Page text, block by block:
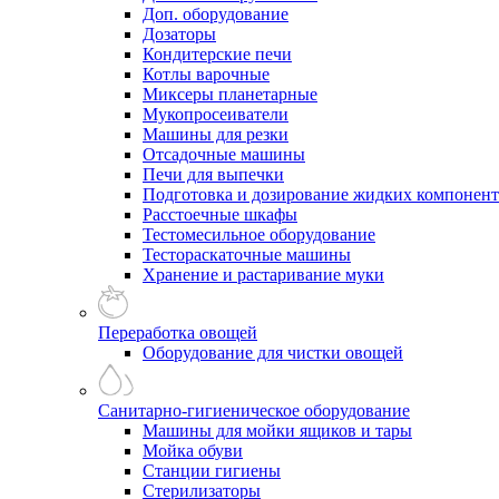
Доп. оборудование
Дозаторы
Кондитерские печи
Котлы варочные
Миксеры планетарные
Мукопросеиватели
Машины для резки
Отсадочные машины
Печи для выпечки
Подготовка и дозирование жидких
Расстоечные шкафы
Тестомесильное оборудование
Тестораскаточные машины
Хранение и растаривание муки
Переработка овощей
Оборудование для чистки овощей
Санитарно-гигиеническое оборудование
Машины для мойки ящиков и тары
Мойка обуви
Станции гигиены
Стерилизаторы